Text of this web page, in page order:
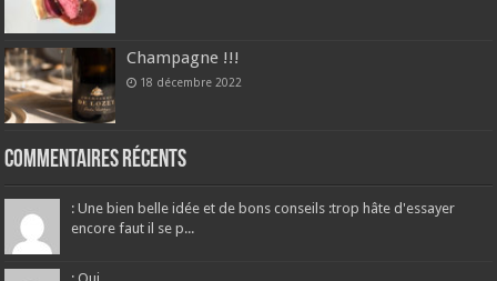
Champagne !!!
18 décembre 2022
Commentaires récents
: Une bien belle idée et de bons conseils :trop hâte d'essayer
encore faut il se p...